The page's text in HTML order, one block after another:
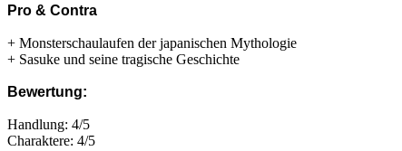
Pro & Contra
+ Monsterschaulaufen der japanischen Mythologie
+ Sasuke und seine tragische Geschichte
Bewertung:
Handlung: 4/5
Charaktere: 4/5